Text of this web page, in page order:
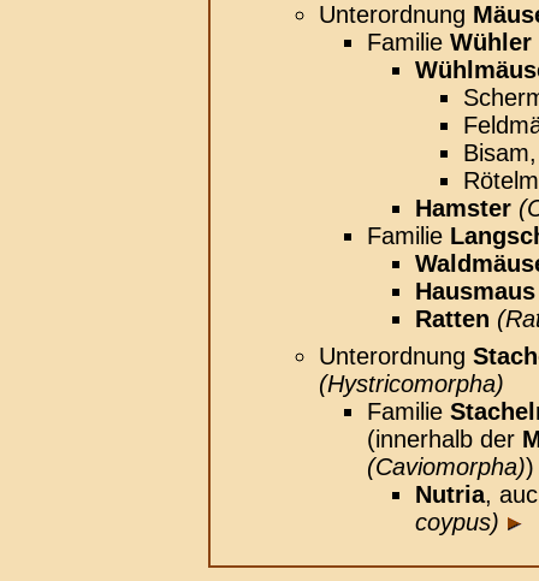
Unterordnung
Familie Wühler
Hamster
Familie
Hausmaus
Ratten
Unterordnung
(Hystricomorpha)
Familie
(innerhalb der
(Caviomorpha))
Nutria,
coypus)